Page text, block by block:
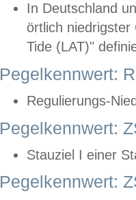
In Deutschland
örtlich
Tide (LAT)"
Pegelkennwert:
Regulierungs-
Pegelkennwert:
Stauziel I einer
Pegelkennwert: